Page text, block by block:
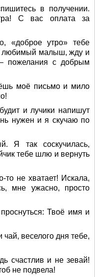
в получении.
С вас оплата за
«доброе утро» тебе
любимый малыш, жду и
пожелания с добрым
моё письмо и мило
и лучики напишут
нужен и я скучаю по
Я так соскучилась,
тебе шлю и вернуть
то не хватает! Искала,
мне ужасно, просто
Твоё имя и
веселого дня тебе,
счастлив и не зевай!
не подвела!